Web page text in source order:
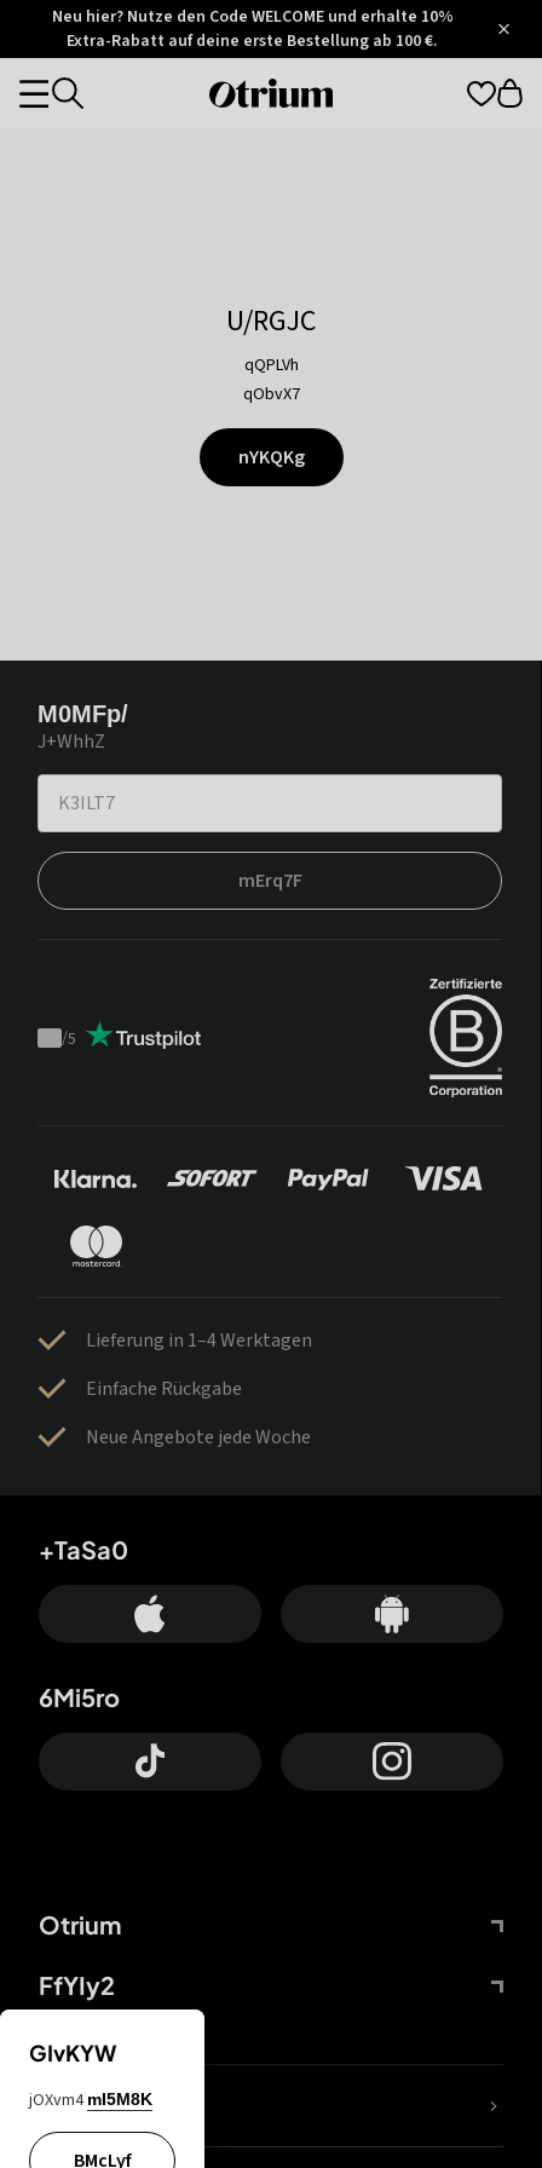
Otrium
Trustpilot
Neu hier? Nutze den Code WELCOME und erhalte 10%
Extra-Rabatt auf deine erste Bestellung ab 100 €.
Otrium
Categories
U/RGJC
qQPLVh
qObvX7
nYKQKg
M0MFp/
J+WhhZ
mErq7F
Trustpilot
/5
Lieferung in 1–4 Werktagen
Einfache Rückgabe
Neue Angebote jede Woche
Otrium
FfYIy2
+TaSa0
6Mi5ro
DDcvSo
GIvKYW
jOXvm4 mI5M8K
BMcLyf